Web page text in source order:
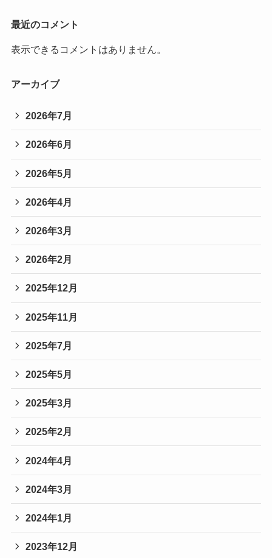
最近のコメント
表示できるコメントはありません。
アーカイブ
2026年7月
2026年6月
2026年5月
2026年4月
2026年3月
2026年2月
2025年12月
2025年11月
2025年7月
2025年5月
2025年3月
2025年2月
2024年4月
2024年3月
2024年1月
2023年12月